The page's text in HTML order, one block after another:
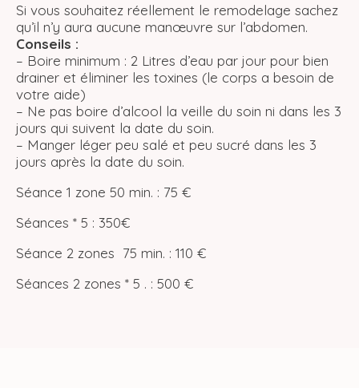
Si vous souhaitez réellement le remodelage sachez
qu’il n’y aura aucune manœuvre sur l’abdomen.
Conseils :
– Boire minimum : 2 Litres d’eau par jour pour bien
drainer et éliminer les toxines (le corps a besoin de
votre aide)
– Ne pas boire d’alcool la veille du soin ni dans les 3
jours qui suivent la date du soin.
– Manger léger peu salé et peu sucré dans les 3
jours après la date du soin.
Séance 1 zone 50 min. : 75 €
Séances * 5 : 350€
Séance 2 zones 75 min. : 110 €
Séances 2 zones * 5 . : 500 €